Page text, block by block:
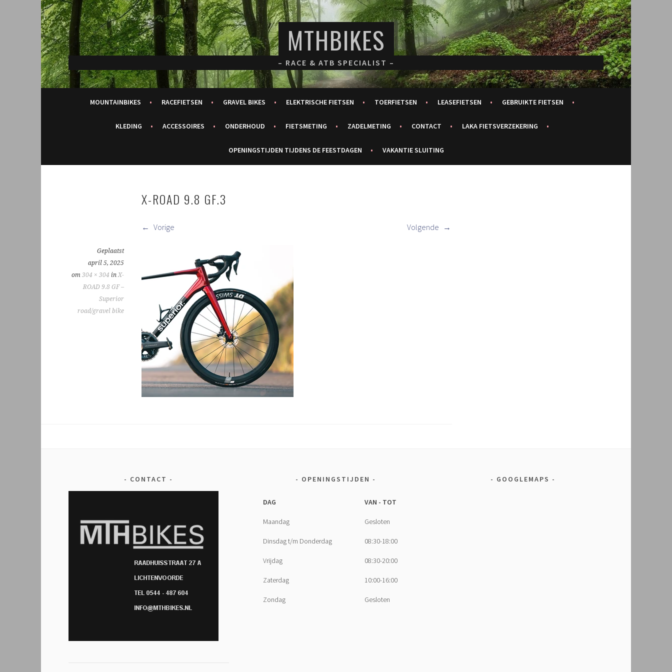
Spring
naar
inhoud
MTHBIKES
– RACE & ATB SPECIALIST –
MOUNTAINBIKES RACEFIETSEN GRAVEL BIKES ELEKTRISCHE FIETSEN TOERFIETSEN LEASEFIETSEN GEBRUIKTE FIETSEN
KLEDING ACCESSOIRES ONDERHOUD FIETSMETING ZADELMETING CONTACT LAKA FIETSVERZEKERING
OPENINGSTIJDEN TIJDENS DE FEESTDAGEN VAKANTIE SLUITING
X-ROAD 9.8 GF.3
Vorige Volgende
Geplaatst
april 5, 2025
om 304 × 304 inX-
ROAD 9.8 GF –
Superior
road/gravel bike
CONTACT OPENINGSTIJDEN
DAG VAN - TOT
Maandag Gesloten
Dinsdag t/m Donderdag 08:30-18:00
Vrijdag 08:30-20:00
Zaterdag 10:00-16:00
Zondag Gesloten
GOOGLEMAPS